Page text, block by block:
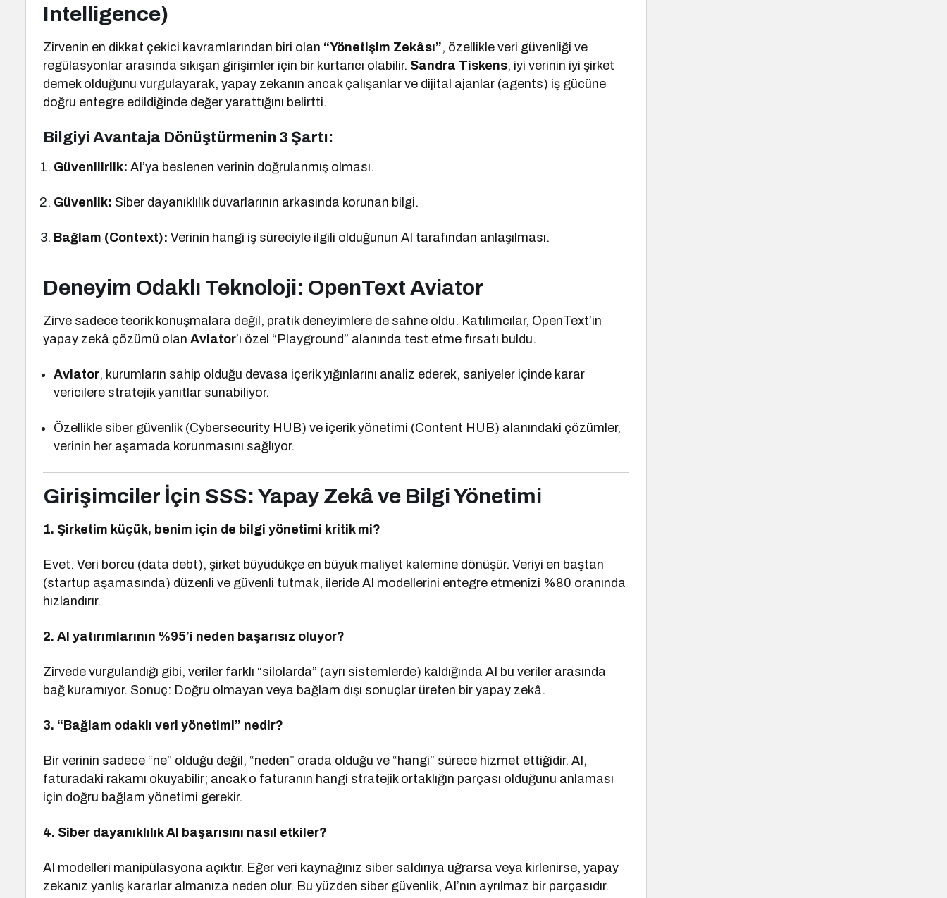
Intelligence)
Zirvenin en dikkat çekici kavramlarından biri olan “Yönetişim Zekâsı”, özellikle veri güvenliği ve
regülasyonlar arasında sıkışan girişimler için bir kurtarıcı olabilir. Sandra Tiskens, iyi verinin iyi şirket
demek olduğunu vurgulayarak, yapay zekanın ancak çalışanlar ve dijital ajanlar (agents) iş gücüne
doğru entegre edildiğinde değer yarattığını belirtti.
Bilgiyi Avantaja Dönüştürmenin 3 Şartı:
Güvenilirlik: AI’ya beslenen verinin doğrulanmış olması.
Güvenlik: Siber dayanıklılık duvarlarının arkasında korunan bilgi.
Bağlam (Context): Verinin hangi iş süreciyle ilgili olduğunun AI tarafından anlaşılması.
Deneyim Odaklı Teknoloji: OpenText Aviator
Zirve sadece teorik konuşmalara değil, pratik deneyimlere de sahne oldu. Katılımcılar, OpenText’in
yapay zekâ çözümü olanAviator’ı özel “Playground” alanında test etme fırsatı buldu.
Aviator, kurumların sahip olduğu devasa içerik yığınlarını analiz ederek, saniyeler içinde karar
vericilere stratejik yanıtlar sunabiliyor.
Özellikle siber güvenlik (Cybersecurity HUB) ve içerik yönetimi (Content HUB) alanındaki çözümler,
verinin her aşamada korunmasını sağlıyor.
Girişimciler İçin SSS: Yapay Zekâ ve Bilgi Yönetimi
1. Şirketim küçük, benim için de bilgi yönetimi kritik mi?
Evet. Veri borcu (data debt), şirket büyüdükçe en büyük maliyet kalemine dönüşür. Veriyi en baştan
(startup aşamasında) düzenli ve güvenli tutmak, ileride AI modellerini entegre etmenizi %80 oranında
hızlandırır.
2. AI yatırımlarının %95’i neden başarısız oluyor?
Zirvede vurgulandığı gibi, veriler farklı “silolarda” (ayrı sistemlerde) kaldığında AI bu veriler arasında
bağ kuramıyor. Sonuç: Doğru olmayan veya bağlam dışı sonuçlar üreten bir yapay zekâ.
3. “Bağlam odaklı veri yönetimi” nedir?
Bir verinin sadece “ne” olduğu değil, “neden” orada olduğu ve “hangi” sürece hizmet ettiğidir. AI,
faturadaki rakamı okuyabilir; ancak o faturanın hangi stratejik ortaklığın parçası olduğunu anlaması
için doğru bağlam yönetimi gerekir.
4. Siber dayanıklılık AI başarısını nasıl etkiler?
AI modelleri manipülasyona açıktır. Eğer veri kaynağınız siber saldırıya uğrarsa veya kirlenirse, yapay
zekanız yanlış kararlar almanıza neden olur. Bu yüzden siber güvenlik, AI’nın ayrılmaz bir parçasıdır.